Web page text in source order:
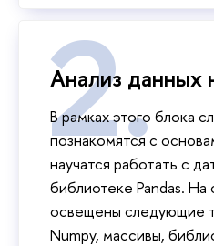
Анализ данных
В рамках этого блока
познакомятся с
научатся работать с
библиотеке Pandas. На
освещены следующие
Numpy, массивы,